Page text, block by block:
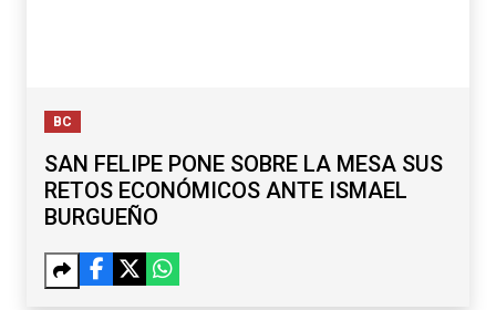
BC
SAN FELIPE PONE SOBRE LA MESA SUS
RETOS ECONÓMICOS ANTE ISMAEL
BURGUEÑO